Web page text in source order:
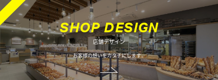
オフィスデザイン
不動産情報
SHOP DESIGN
店舗デザイン
お客様の想いをカタチにします。